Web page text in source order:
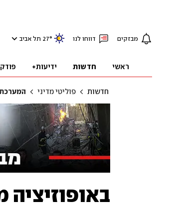
מבזקים דווחו לנו 27° תל אביב
ראשי חדשות ידיעות+
חדשות פוליטי מדיני